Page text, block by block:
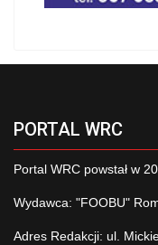
PORTAL WRC
Portal WRC powstał w
Wydawca: "FOOBU"
Adres Redakcji: ul.